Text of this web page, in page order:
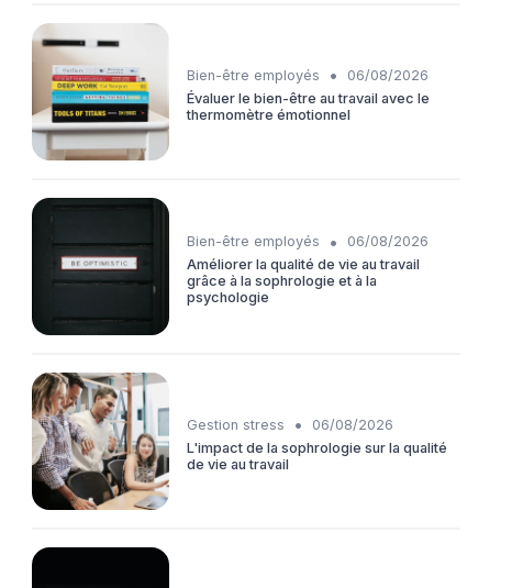
Bien-être employés •
06/08/2026
Évaluer le bien-être au travail avec le
thermomètre émotionnel
Bien-être employés •
06/08/2026
Améliorer la qualité de vie au travail
grâce à la sophrologie et à la
psychologie
Gestion stress •
06/08/2026
L'impact de la sophrologie sur la qualité
de vie au travail